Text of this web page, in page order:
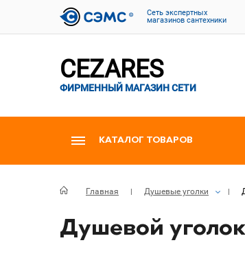
Cеть экспертных
магазинов сантехники
CEZARES
ФИРМЕННЫЙ МАГАЗИН СЕТИ
КАТАЛОГ ТОВАРОВ
Главная Душевые уголки
Душевой уголок